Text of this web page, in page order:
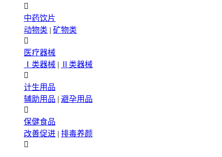

中药饮片
动物类 | 矿物类

医疗器械
Ⅰ类器械 |
Ⅱ类器械

计生用品
辅助用品 | 避孕用品

保健食品
改善促进 | 排毒养颜
